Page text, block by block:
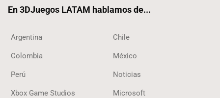
En 3DJuegos LATAM hablamos de...
Argentina Chile
Colombia México
Perú Noticias
Xbox Game Studios Microsoft